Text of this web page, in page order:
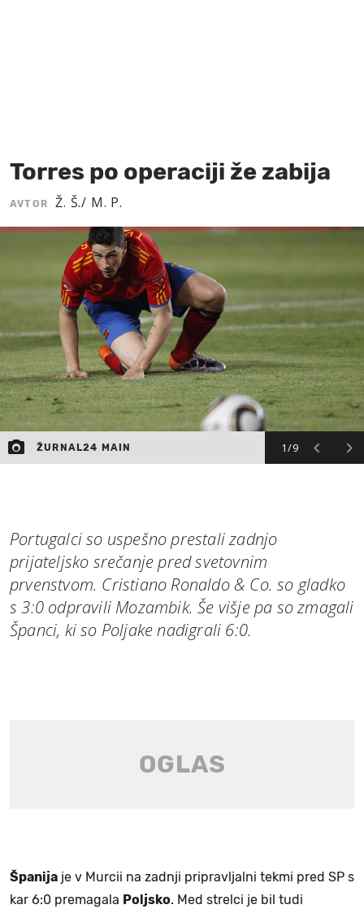
Torres po operaciji že zabija
AVTOR Ž. Š./ M. P.
1/9
ŽURNAL24 MAIN
Portugalci so uspešno prestali zadnjo
prijateljsko srečanje pred svetovnim
prvenstvom. Cristiano Ronaldo & Co. so gladko
s 3:0 odpravili Mozambik. Še višje pa so zmagali
Španci, ki so Poljake nadigrali 6:0.
Španija je v Murcii na zadnji pripravljalni tekmi pred SP s
kar 6:0 premagala Poljsko. Med strelci je bil tudi